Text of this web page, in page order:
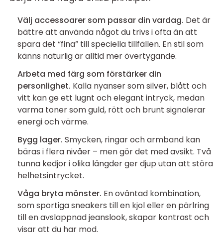
Välj accessoarer som passar din vardag. Det är
bättre att använda något du trivs i ofta än att
spara det “fina” till speciella tillfällen. En stil som
känns naturlig är alltid mer övertygande.
Arbeta med färg som förstärker din
personlighet. Kalla nyanser som silver, blått och
vitt kan ge ett lugnt och elegant intryck, medan
varma toner som guld, rött och brunt signalerar
energi och värme.
Bygg lager. Smycken, ringar och armband kan
bäras i flera nivåer – men gör det med avsikt. Två
tunna kedjor i olika längder ger djup utan att störa
helhetsintrycket.
Våga bryta mönster. En oväntad kombination,
som sportiga sneakers till en kjol eller en pärlring
till en avslappnad jeanslook, skapar kontrast och
visar att du har mod.